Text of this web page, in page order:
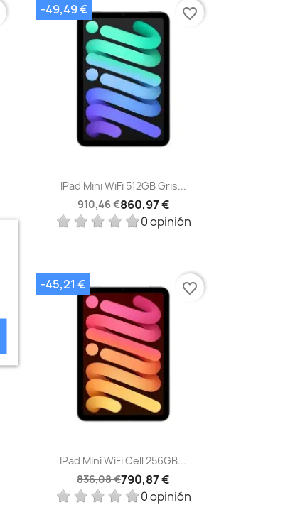
Vista rápida
IPad Mini WiFi 512GB Gris...
910,46 €860,97 €
0 opinión
-49,49 € favorite_border
Vista rápida
IPad Mini WiFi Cell 256GB...
836,08 €790,87 €
0 opinión
-45,21 € favorite_border